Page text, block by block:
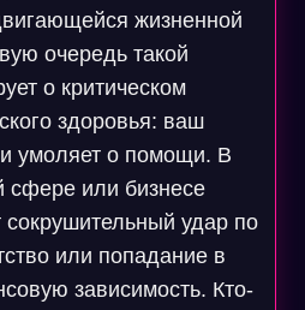
жизненной
очередь такой
о критическом
здоровья: ваш
умоляет о помощи. В
сфере или бизнесе
удар по
или попадание в
зависимость. Кто-